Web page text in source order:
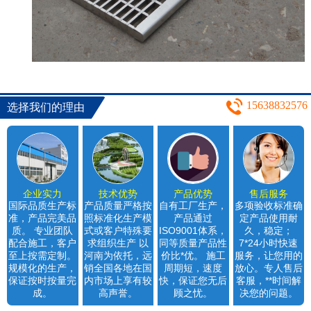
选择我们的理由 15638832576
企业实力
国际品质生产标
准，产品完美品
质。 专业团队
配合施工，客户
至上按需定制。
规模化的生产，
保证按时按量完
成。
技术优势
产品质量严格按
照标准化生产模
式或客户特殊要
求组织生产 以
河南为依托，远
销全国各地在国
内市场上享有较
高声誉。
产品优势
自有工厂生产，
产品通过
ISO9001体系，
同等质量产品性
价比*优。 施工
周期短，速度
快，保证您无后
顾之忧。
售后服务
多项验收标准确
定产品使用耐
久，稳定；
7*24小时快速
服务，让您用的
放心。专人售后
客服，**时间解
决您的问题。